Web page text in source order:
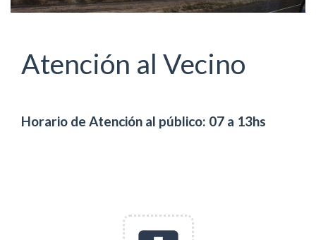
Atención al Vecino
Horario de Atención al público: 07 a 13hs